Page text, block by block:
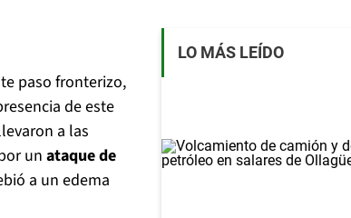
paso fronterizo,
de este
a las
un ataque de
a un edema
LO MÁS LEÍDO